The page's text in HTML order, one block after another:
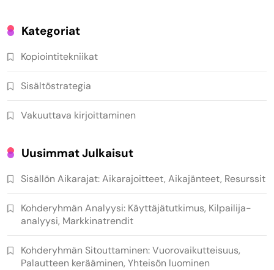
Kategoriat
Kopiointitekniikat
Sisältöstrategia
Vakuuttava kirjoittaminen
Uusimmat Julkaisut
Sisällön Aikarajat: Aikarajoitteet, Aikajänteet, Resurssit
Kohderyhmän Analyysi: Käyttäjätutkimus, Kilpailija-
analyysi, Markkinatrendit
Kohderyhmän Sitouttaminen: Vuorovaikutteisuus,
Palautteen kerääminen, Yhteisön luominen